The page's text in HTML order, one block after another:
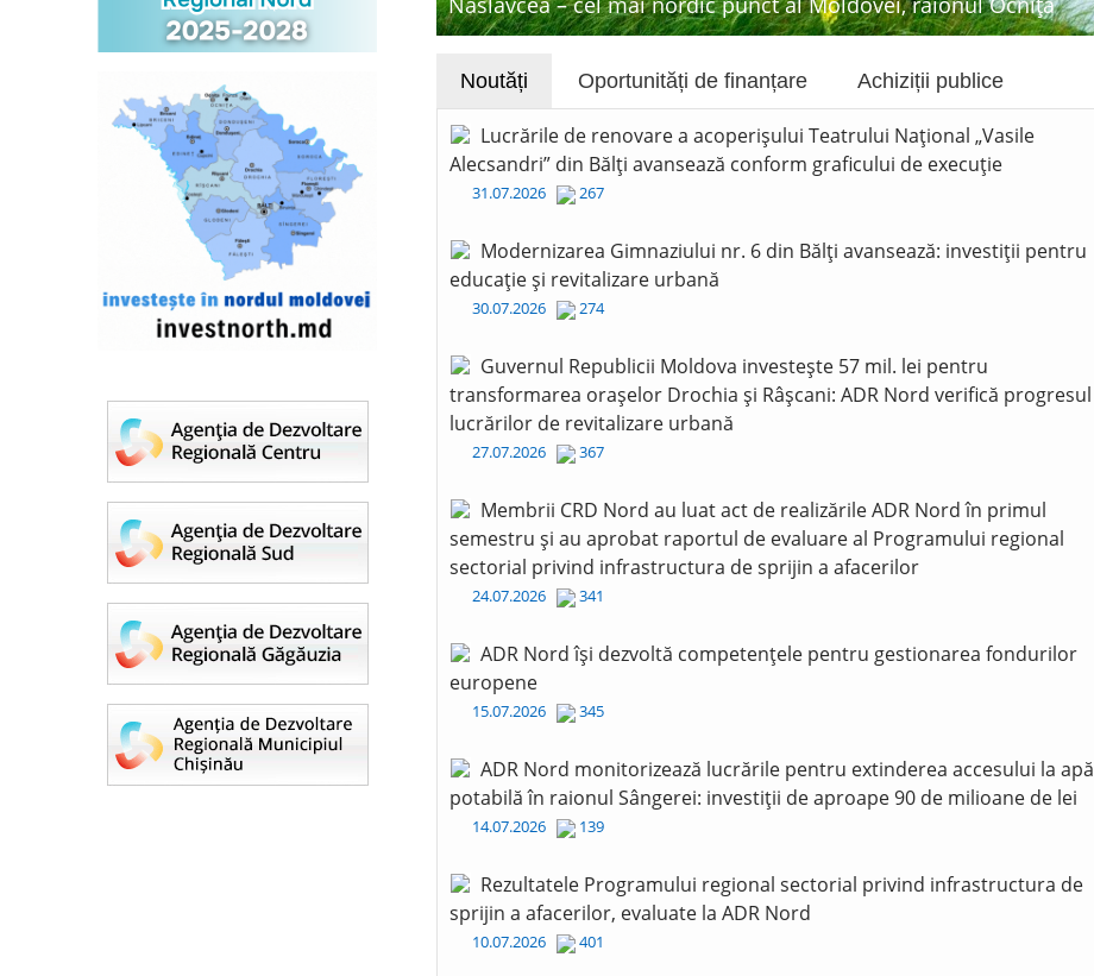
Noutăți Oportunități de finanțare Achiziții publice
Lucrările de renovare a acoperișului Teatrului Național „Vasile
Alecsandri” din Bălți avansează conform graficului de execuție
31.07.2026 267
Modernizarea Gimnaziului nr. 6 din Bălți avansează: investiții pentru
educație și revitalizare urbană
30.07.2026 274
Guvernul Republicii Moldova investește 57 mil. lei pentru
transformarea orașelor Drochia și Râșcani: ADR Nord verifică progresul
lucrărilor de revitalizare urbană
27.07.2026 367
Membrii CRD Nord au luat act de realizările ADR Nord în primul
semestru și au aprobat raportul de evaluare al Programului regional
sectorial privind infrastructura de sprijin a afacerilor
24.07.2026 341
ADR Nord își dezvoltă competențele pentru gestionarea fondurilor
europene
15.07.2026 345
ADR Nord monitorizează lucrările pentru extinderea accesului la apă
potabilă în raionul Sângerei: investiții de aproape 90 de milioane de lei
14.07.2026 139
Rezultatele Programului regional sectorial privind infrastructura de
sprijin a afacerilor, evaluate la ADR Nord
10.07.2026 401